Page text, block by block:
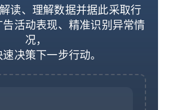
读、理解数据并据此采取行
活动表现、精准识别异常情
况，
决策下一步行动。